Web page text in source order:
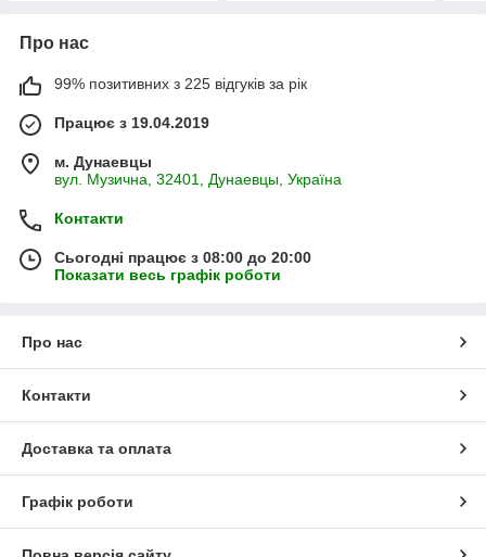
Про нас
99% позитивних з 225 відгуків за рік
Працює з 19.04.2019
м. Дунаевцы
вул. Музична, 32401, Дунаевцы, Україна
Контакти
Сьогодні працює з 08:00 до 20:00
Показати весь графік роботи
Про нас
Контакти
Доставка та оплата
Графік роботи